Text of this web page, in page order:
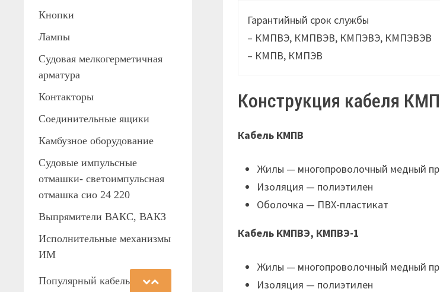
Гарантийный срок службы
– КМПВЭ, КМПВЭВ, КМПЭВЭ, КМПЭВЭВ
– КМПВ, КМПЭВ
Конструкция кабеля
Кабель КМПВ
Жилы — многопроволочный медный
Изоляция — полиэтилен
Оболочка — ПВХ-пластикат
Кабель КМПВЭ, КМПВЭ-1
Жилы — многопроволочный медный
Изоляция — полиэтилен
Кнопки
Лампы
Судовая мелкогерметичная
арматура
Контакторы
Соединительные ящики
Камбузное оборудование
Судовые импульсные
отмашки- светоимпульсная
отмашка сио 24 220
Выпрямители ВАКС, ВАКЗ
Исполнительные механизмы
ИМ
Популярный кабель